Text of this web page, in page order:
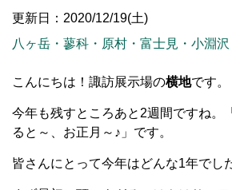
更新日：2020/12/19(土)
八ヶ岳・蓼科・原村・富士見・小淵沢
こんにちは！諏訪展示場の横地です。
今年も残すところあと2週間ですね。
ると～、お正月～♪」です。
皆さんにとって今年はどんな1年でし